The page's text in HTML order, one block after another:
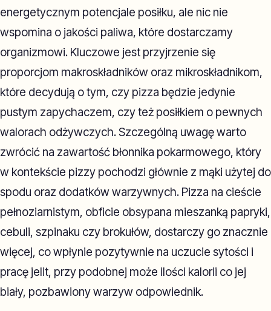
energetycznym potencjale posiłku, ale nic nie
wspomina o jakości paliwa, które dostarczamy
organizmowi. Kluczowe jest przyjrzenie się
proporcjom makroskładników oraz mikroskładnikom,
które decydują o tym, czy pizza będzie jedynie
pustym zapychaczem, czy też posiłkiem o pewnych
walorach odżywczych. Szczególną uwagę warto
zwrócić na zawartość błonnika pokarmowego, który
w kontekście pizzy pochodzi głównie z mąki użytej do
spodu oraz dodatków warzywnych. Pizza na cieście
pełnoziarnistym, obficie obsypana mieszanką papryki,
cebuli, szpinaku czy brokułów, dostarczy go znacznie
więcej, co wpłynie pozytywnie na uczucie sytości i
pracę jelit, przy podobnej może ilości kalorii co jej
biały, pozbawiony warzyw odpowiednik.